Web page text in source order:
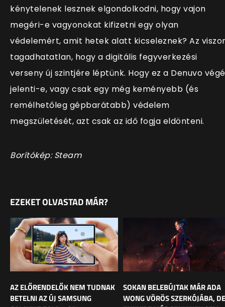
kénytelenek lesznek elgondolkodni, hogy vajon
megéri-e vagyonokat kifizetni egy olyan
védelemért, amit hetek alatt kicseleznek? Az
tagadhatatlan, hogy a digitális fegyverkezési
verseny új szintjére léptünk. Hogy ez a Denuvo
jelenti-e, vagy csak egy még keményebb (és
remélhetőleg gépbarátabb) védelem
megszületését, azt csak az idő fogja eldönteni.
Borítókép: Steam
EZEKET OLVASTAD MÁR?
AZ ELŐRENDELŐK NEM TUDNAK
BETELNI AZ ÚJ SAMSUNG
SOKAN BELEBÚJTAK MÁR ADA
WONG VÖRÖS SZERKÓJÁBA, DE